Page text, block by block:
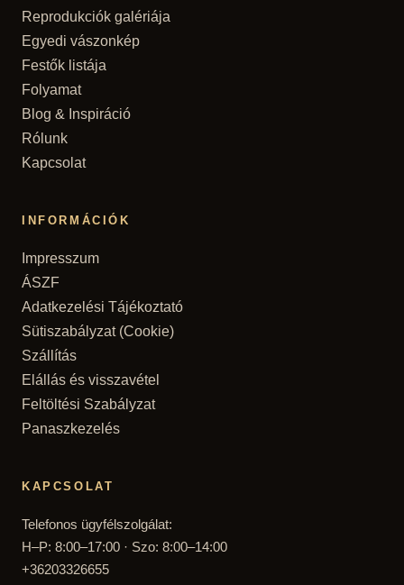
Reprodukciók galériája
Egyedi vászonkép
Festők listája
Folyamat
Blog & Inspiráció
Rólunk
Kapcsolat
INFORMÁCIÓK
Impresszum
ÁSZF
Adatkezelési Tájékoztató
Sütiszabályzat (Cookie)
Szállítás
Elállás és visszavétel
Feltöltési Szabályzat
Panaszkezelés
KAPCSOLAT
Telefonos ügyfélszolgálat:
H–P: 8:00–17:00 · Szo: 8:00–14:00
+36203326655